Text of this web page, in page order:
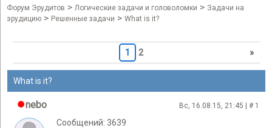
Форум Эрудитов > Логические задачи и головоломки > Задачи на
эрудицию > Решенные задачи > What is it?
1 2 »
What is it?
nebo Вс, 16.08.15, 21:45 | # 1
Сообщений: 3639